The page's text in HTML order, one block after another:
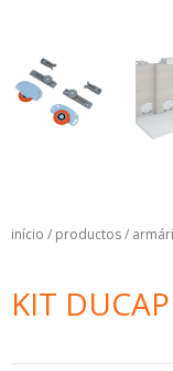
início / productos/
KIT